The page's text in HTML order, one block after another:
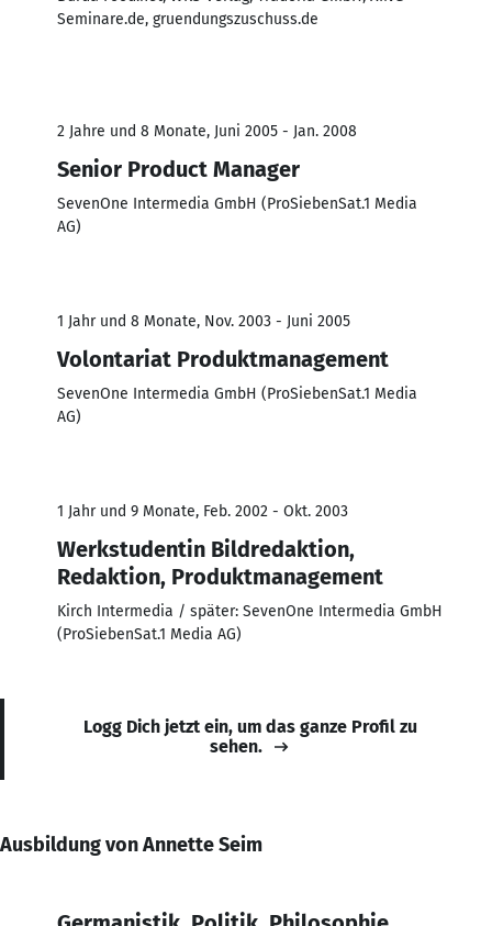
Seminare.de, gruendungszuschuss.de
2 Jahre und 8 Monate, Juni 2005 - Jan. 2008
Senior Product Manager
SevenOne Intermedia GmbH (ProSiebenSat.1 Media
AG)
1 Jahr und 8 Monate, Nov. 2003 - Juni 2005
Volontariat Produktmanagement
SevenOne Intermedia GmbH (ProSiebenSat.1 Media
AG)
1 Jahr und 9 Monate, Feb. 2002 - Okt. 2003
Werkstudentin Bildredaktion,
Redaktion, Produktmanagement
Kirch Intermedia / später: SevenOne Intermedia GmbH
(ProSiebenSat.1 Media AG)
Logg Dich jetzt ein, um das ganze Profil zu
sehen.
Ausbildung von Annette Seim